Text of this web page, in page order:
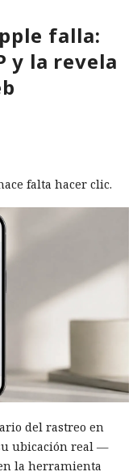
falla:
y la revela
falta hacer clic.
del rastreo en
ubicación real —
la herramienta